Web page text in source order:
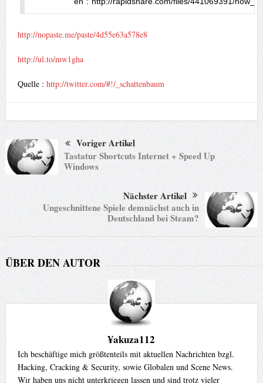
http://nopaste.me/paste/4d55e63a578e8
http://ul.to/mw1gha
Quelle : http://twitter.com/#!/_schattenbaum
Voriger Artikel
Tastatur Shortcuts Internet + Speed Up
Windows
Nächster Artikel
Ungeschnittene Spiele demnächst auch in
Deutschland bei Steam?
ÜBER DEN AUTOR
¥akuza112
Ich beschäftige mich größtenteils mit aktuellen Nachrichten bzgl.
Hacking, Cracking & Security, sowie Globalen und Scene News.
Wir haben uns nicht unterkriegen lassen und sind trotz vieler